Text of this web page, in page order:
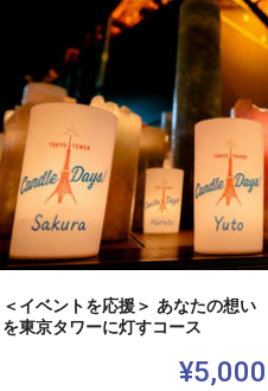
＜イベントを応援＞ あなたの想い
を東京タワーに灯すコース
¥5,000